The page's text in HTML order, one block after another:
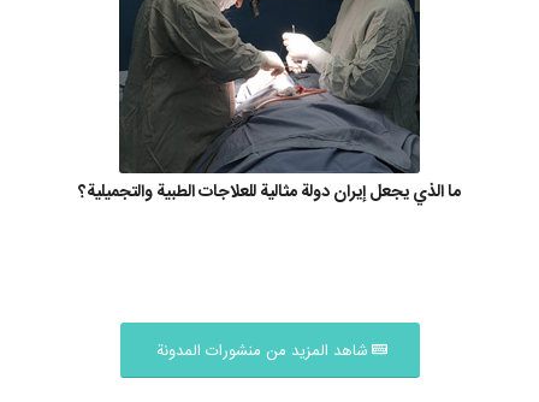
ما الذي يجعل إيران دولة مثالية للعلاجات الطبية والتجميلية؟
شاهد المزيد من منشورات المدونة